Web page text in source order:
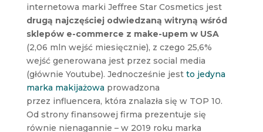
internetowa marki Jeffree Star Cosmetics jest
drugą najczęściej odwiedzaną witryną wśród
sklepów e-commerce z make-upem w USA
(2,06 mln wejść miesięcznie), z czego 25,6%
wejść generowana jest przez social media
(głównie Youtube). Jednocześnie jest to jedyna
marka makijażowa prowadzona
przez influencera, która znalazła się w TOP 10.
Od strony finansowej firma prezentuje się
równie nienagannie – w 2019 roku marka